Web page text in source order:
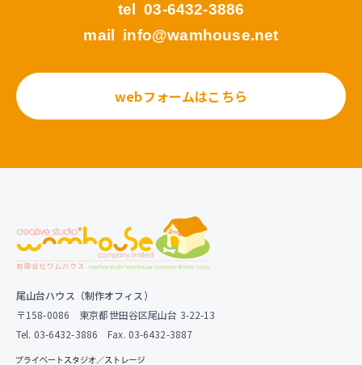
tel
03-6432-3886
mail
info@wamhouse.net
webフォームはこちら
尾山台ハウス（制作オフィス）
〒158-0086 東京都世田谷区尾山台 3-22-13
Tel. 03-6432-3886 Fax. 03-6432-3887